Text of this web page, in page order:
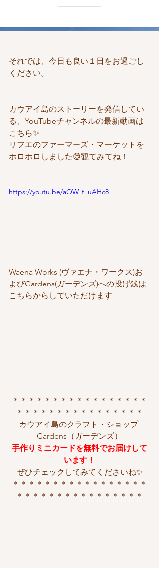
それでは、今日も良い１日をお過ごし
ください。
カウアイ島のストーリーを発信してい
る、YouTubeチャンネルの最新動画は
こちら✨
リフエのファーマーズ・マーケットを
ホロホロしました😊観てみてね！
https://youtu.be/aOW_t_uAHc8
Waena Works (ヴァエナ・ワークス)お
よびGardens(ガーデンズ)への投げ銭は
こちらからしていただけます
＊＊＊＊＊＊＊＊＊＊＊＊＊＊＊＊＊
＊＊＊＊＊＊＊＊＊＊＊＊＊＊＊＊
カウアイ島のクラフト・ショップ
Gardens（ガーデンズ）
手作りミニカードを無料でお届けして
います！
ぜひチェックしてみてくださいね✨
＊＊＊＊＊＊＊＊＊＊＊＊＊＊＊＊＊
＊＊＊＊＊＊＊＊＊＊＊＊＊＊＊＊